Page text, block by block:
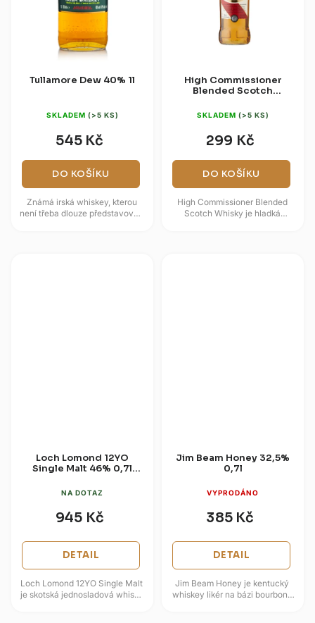
Tullamore Dew 40% 1l
SKLADEM (>5 KS)
545 Kč
DO KOŠÍKU
Známá irská whiskey, kterou
není třeba dlouze představovat.
High Commissioner
Blended Scotch
SKLADEM (>5 KS)
299 Kč
DO KOŠÍKU
High Commissioner Blended
Scotch Whisky je hladká
Loch Lomond 12YO
Single Malt 46% 0,7l
NA DOTAZ
945 Kč
DETAIL
Loch Lomond 12YO Single Malt
je skotská jednosladová whisky
Jim Beam Honey 32,5%
0,7l
VYPRODÁNO
385 Kč
DETAIL
Jim Beam Honey je kentucký
whiskey likér na bázi bourbonu